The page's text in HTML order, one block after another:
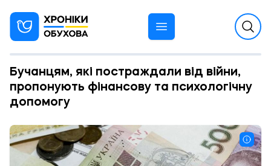
Бучанцям, які постраждали від війни,
пропонують фінансову та психологічну
допомогу